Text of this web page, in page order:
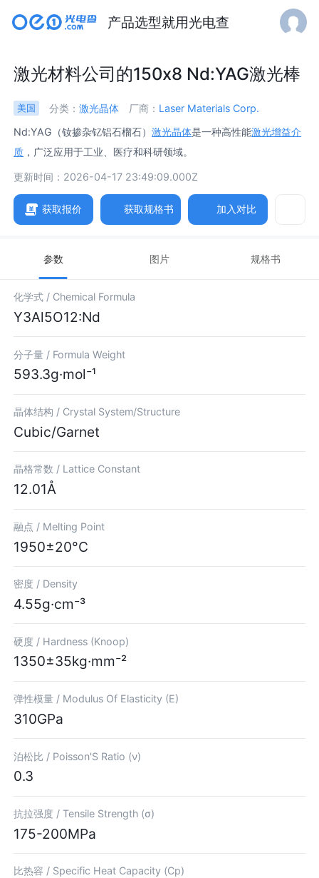
产品选型就用光电查
激光材料公司的150x8 Nd:YAG激光棒
美国 分类： 激光晶体 厂商： Laser Materials Corp.
Nd:YAG（钕掺杂钇铝石榴石）激光晶体是一种高性能激光增益介
质 ，广泛应用于工业、医疗和科研领域。
更新时间：2026-04-17 23:49:09.000Z
获取报价 获取规格书 加入对比
参数 图片 规格书
化学式 / Chemical Formula
Y3Al5O12:Nd
分子量 / Formula Weight
593.3g·mol⁻¹
晶体结构 / Crystal System/Structure
Cubic/Garnet
晶格常数 / Lattice Constant
12.01Å
融点 / Melting Point
1950±20°C
密度 / Density
4.55g·cm⁻³
硬度 / Hardness (Knoop)
1350±35kg·mm⁻²
弹性模量 / Modulus Of Elasticity (E)
310GPa
泊松比 / Poisson'S Ratio (ν)
0.3
抗拉强度 /Tensile Strength (σ)
175-200MPa
比热容 / Specific Heat Capacity (Cp)